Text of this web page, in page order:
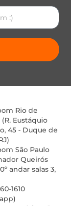
Rio de
Eustáquio
45 - Duque de
São Paulo
Queirós
andar salas 3,
1610